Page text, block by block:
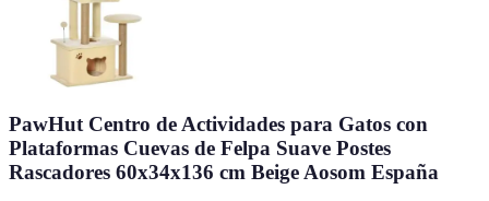
PawHut Centro de Actividades para Gatos con
Plataformas Cuevas de Felpa Suave Postes
Rascadores 60x34x136 cm Beige Aosom España